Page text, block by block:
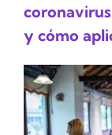
y cómo